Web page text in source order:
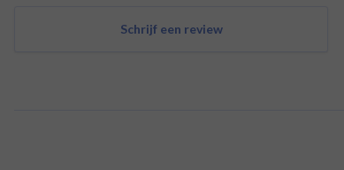
Schrijf een review